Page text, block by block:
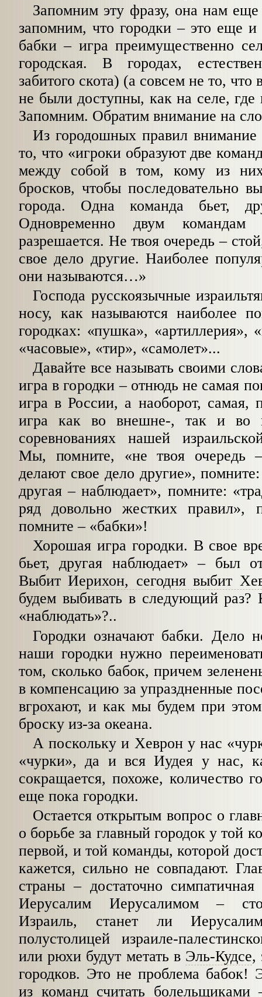
Запомним эту фразу, она нам еще
за­помним, что городки – это еще
бабки – игра преимущественно
городская. В го­родах,
забитого скота) (а совсем не то,
не были доступны, как на селе, где
Запомним. Обратим внимание на
Из городошных правил внимание
то, что «игроки образуют две
между со­бой в том, кому из них
бросков, чтобы последовательно
города. Одна команда бьет,
Одновременно двум
разрешается. Не твоя очередь –
свое дело другие. Наиболее
они называются…»
Господа русскоязычные
носу, как называются наиболее
городках: «пушка», «артиллерия»,
«часовые», «тир», «самолет»...
Давайте все называть своими
иг­ра в городки – отнюдь не самая
игра в России, а наоборот, самая,
игра как во внешне-, так и во
соревнованиях нашей
Мы, помните, «не твоя очередь­
делают свое дело другие»,
другая – наблюдает», помните:
ряд довольно жестких правил»,
помните – «бабки»!
Хорошая игра городки. В свое
бьет, другая наблюдает» – был
ВыбитИерихон, се­годня выбит
будем выбивать в следующий раз?
«наблюдать»?..
Городки означают бабки. Дело
наши городки нужно
том, сколько бабок, причем
в компенсацию за упраздненные
вгрохают, и как мы бу­дем при
броску из-за океана.
А поскольку и Хеврон у нас
«чурки», да и вся Иудея у нас,
сокра­щается, похоже, количество
еще пока городки.
Остается открытым вопрос о
о борьбе за главный городок у той
первой, и той команды, которой
кажется, сильно не совпадают.
страны – доста­точно
Иерусалим Иерусалимом –
Израиль, станет ли
полустолицей израиле-
или рюхи будут метать в Эль-Кудсе,
городков. Это не проблема бабок!
из команд считать болельщиками